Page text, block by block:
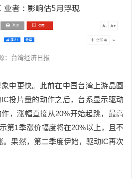
：台湾经济日报
中更快。此前在中国台湾上游晶圆
投片量的动作之后，台系显示驱动
，涨幅直接从20%开始起跳，最高
第1季涨价幅度将在20%以上，且不
果然，第二季度伊始，驱动IC再次